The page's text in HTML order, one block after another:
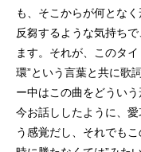
も、そこからが何とな
反芻するような気持ち
ます。それが、このタ
環”という言葉と共に歌
ー中はこの曲をどうい
今お話ししたように、
う感覚だし、それでも